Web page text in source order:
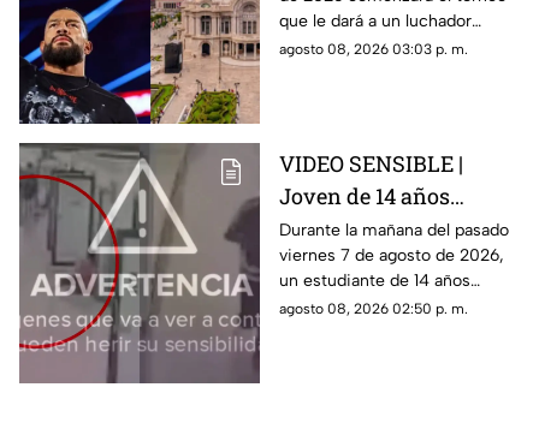
por el cinturón de
Roman Reigns en
que le dará a un luchador
mexicano la oportunidad de
agosto 08, 2026 03:03 p. m.
VIDEO SENSIBLE |
Joven de 14 años
realiza un tiroteo
dentro de una escuela;
Reportan nueve
fallecidos, entre ellos
Durante la mañana del pasado
viernes 7 de agosto de 2026,
un estudiante de 14 años
realizó un tirpteo dentro de
agosto 08, 2026 02:50 p. m.